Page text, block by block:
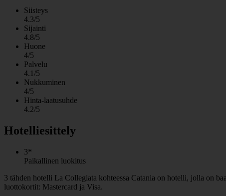
Siisteys
4.3/5
Sijainti
4.8/5
Huone
4/5
Palvelu
4.1/5
Nukkuminen
4/5
Hinta-laatusuhde
4.2/5
Hotelliesittely
3*
Paikallinen luokitus
3 tähden hotelli La Collegiata kohteessa Catania on hotelli, jolla on
luottokortit: Mastercard ja Visa.